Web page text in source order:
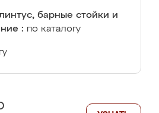
барные стойки и
: по каталогу